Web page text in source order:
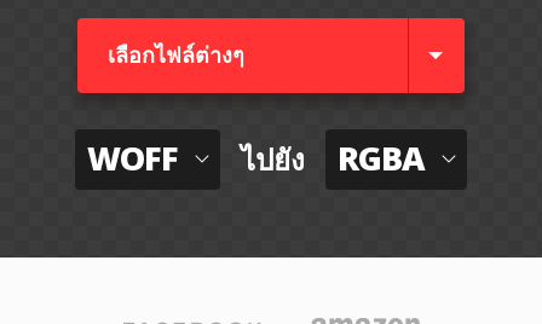
เลือกไฟล์ต่างๆ​
WOFF ไปยัง RGBA